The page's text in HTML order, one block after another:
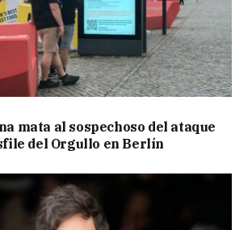
mata al sospechoso del ataque
del Orgullo en Berlín